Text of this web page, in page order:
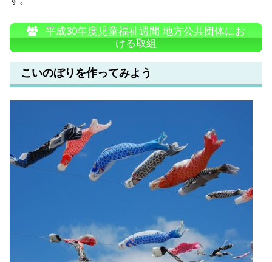
平成30年度児童福祉週間 地方公共団体にお
ける取組
こいのぼりを作ってみよう